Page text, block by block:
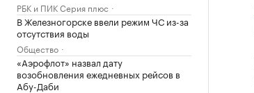
РБК и ПИК Серия плюс
В Железногорске ввели режим ЧС из-за
отсутствия воды
Общество
«Аэрофлот» назвал дату
возобновления ежедневных рейсов в
Абу-Даби